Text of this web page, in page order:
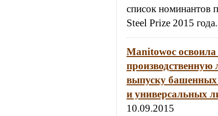
список номинантов
Steel Prize 2015 года.
Manitowoc
выпуску
и универсальных
10.09.2015